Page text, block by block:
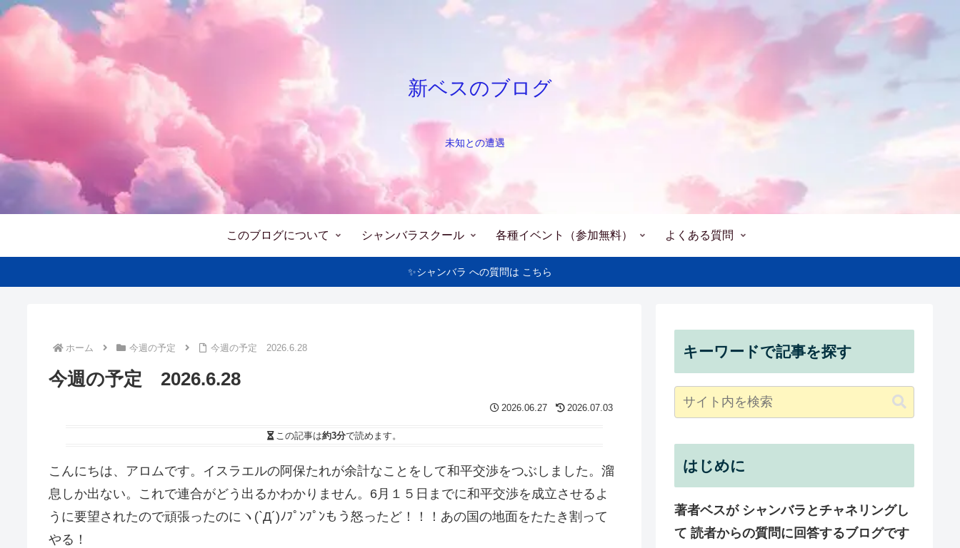
新ベスのブログ
未知との遭遇
このブログについて シャンバラスクール 各種イベント（参加無料） よくある質問
✨シャンバラ への質問は こちら
ホーム 今週の予定 今週の予定 2026.6.28
今週の予定 2026.6.28
2026.06.27 2026.07.03
この記事は約3分で読めます。
こんにちは、アロムです。イスラエルの阿保たれが余計なことをして和平交渉をつぶしました。溜
息しか出ない。これで連合がどう出るかわかりません。6月１５日までに和平交渉を成立させるよ
うに要望されたので頑張ったのにヽ(`Д´)ﾉﾌﾟﾝﾌﾟﾝもう怒ったど！！！あの国の地面をたたき割って
やる！
キーワードで記事を探す
はじめに
著者ベスが シャンバラとチャネリングし
て 読者からの質問に回答するブログです